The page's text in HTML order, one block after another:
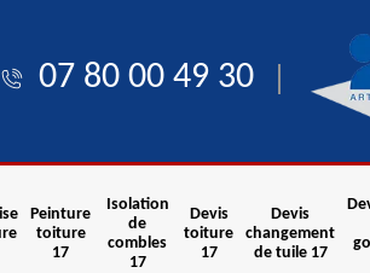
07 80 00 49 30
Peinture
toiture
17
Isolation
de
combles
17
Devis
toiture
17
Devis
changement
de tuile 17